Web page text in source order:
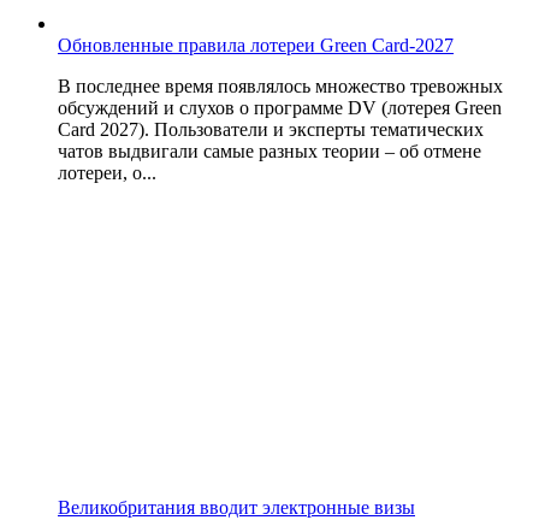
Обновленные правила лотереи Green Card-2027
В последнее время появлялось множество тревожных
обсуждений и слухов о программе DV (лотерея Green
Card 2027). Пользователи и эксперты тематических
чатов выдвигали самые разных теории – об отмене
лотереи, о...
Великобритания вводит электронные визы